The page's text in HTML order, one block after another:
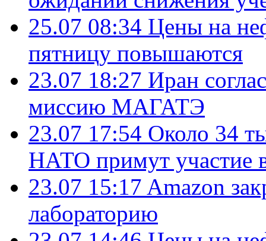
25.07 08:34 Цены на
пятницу повышаются
23.07 18:27 Иран
миссию МАГАТЭ
23.07 17:54 Около 34
НАТО примут участие
23.07 15:17 Amazon
лабораторию